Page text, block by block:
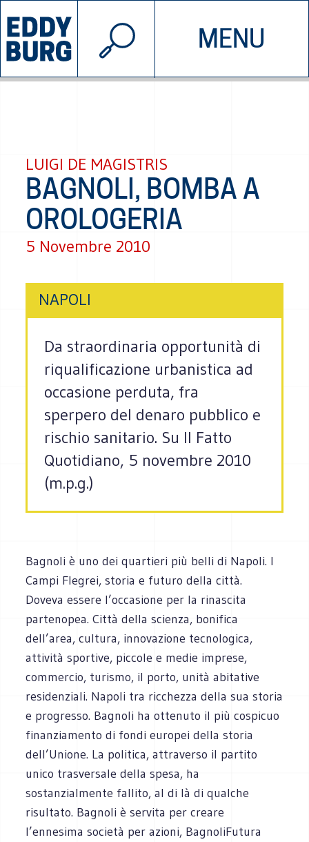
MENU
INIZIATIVE CHI SIAMO
© 2026 EDDYBURG
LUIGI DE MAGISTRIS
BAGNOLI, BOMBA A
OROLOGERIA
5 Novembre 2010
NAPOLI
Da straordinaria opportunità di
riqualificazione urbanistica ad
occasione perduta, fra
sperpero del denaro pubblico e
rischio sanitario. Su Il Fatto
Quotidiano, 5 novembre 2010
(m.p.g.)
Bagnoli è uno dei quartieri più belli di Napoli. I
Campi Flegrei, storia e futuro della città.
Doveva essere l’occasione per la rinascita
partenopea. Città della scienza, bonifica
dell’area, cultura, innovazione tecnologica,
attività sportive, piccole e medie imprese,
commercio, turismo, il porto, unità abitative
residenziali. Napoli tra ricchezza della sua storia
e progresso. Bagnoli ha ottenuto il più cospicuo
finanziamento di fondi europei della storia
dell’Unione. La politica, attraverso il partito
unico trasversale della spesa, ha
sostanzialmente fallito, al di là di qualche
risultato. Bagnoli è servita per creare
l’ennesima società per azioni, BagnoliFutura